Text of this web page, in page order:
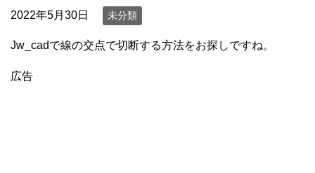
2022年5月30日 未分類
Jw_cadで線の交点で切断する方法をお探しですね。
広告